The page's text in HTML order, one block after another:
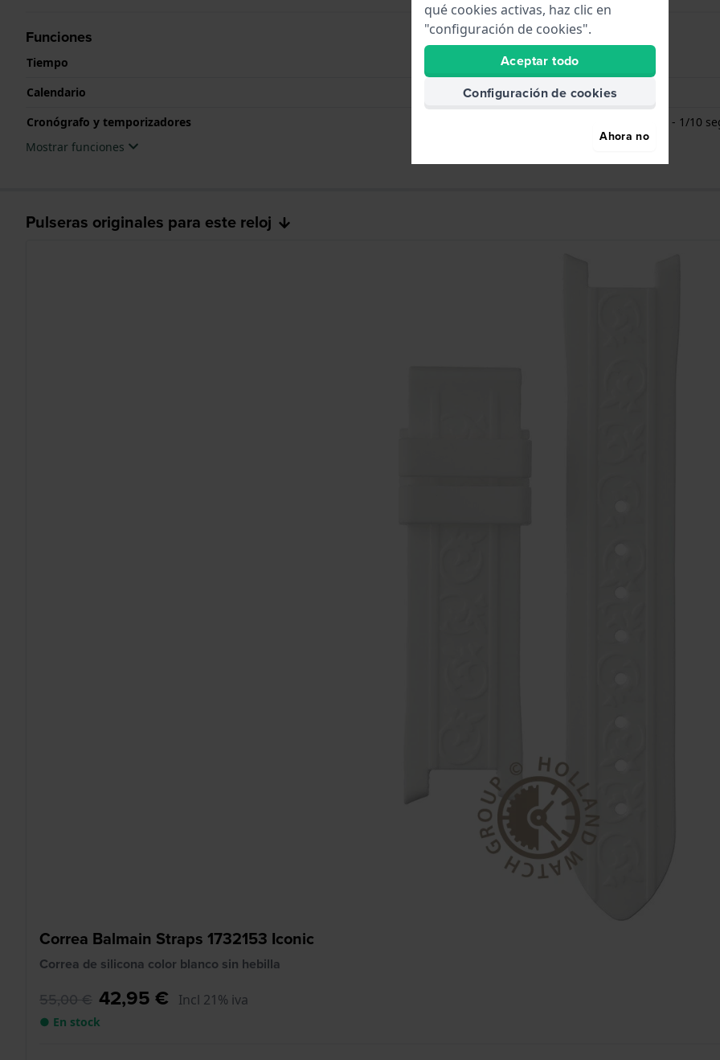
Funciones
Tiempo
Horas - Aguja análoga
Calendario
Fecha - Ventana
Cronógrafo y temporizadores
Cronómetro/cronógrafo - 1/10
Mostrar funciones
Pulseras originales para este reloj
Correa Balmain Straps 1732153 Iconic
Correa de silicona color blanco sin hebilla
55,00 € 42,95 € Incl 21% iva
● En stock
qué cookies activas, haz clic en
"configuración de cookies".
Aceptar todo
Configuración de cookies
Ahora no